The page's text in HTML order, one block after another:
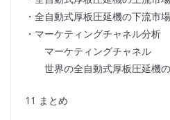
・全自動式厚板圧延機の下流市
・マーケティングチャネル分析
マーケティングチャネル
世界の全自動式厚板圧延機の
11 まとめ